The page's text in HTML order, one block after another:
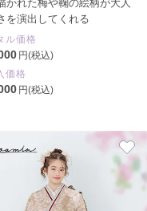
かれた梅や鞠の絵柄が大人
を演出してくれる
ル価格
円(税込)
価格
円(税込)